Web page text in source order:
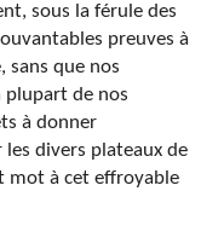
sous la férule des
preuves à
sans que nos
plupart de nos
à donner
les divers plateaux de
mot à cet effroyable